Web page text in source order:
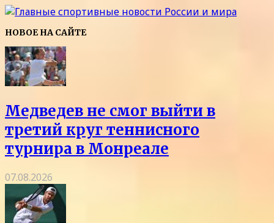
НОВОЕ НА САЙТЕ
Медведев не смог выйти в
третий круг теннисного
турнира в Монреале
07.08.2026